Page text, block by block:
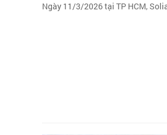
Ngày 11/3/2026 tại TP HCM,